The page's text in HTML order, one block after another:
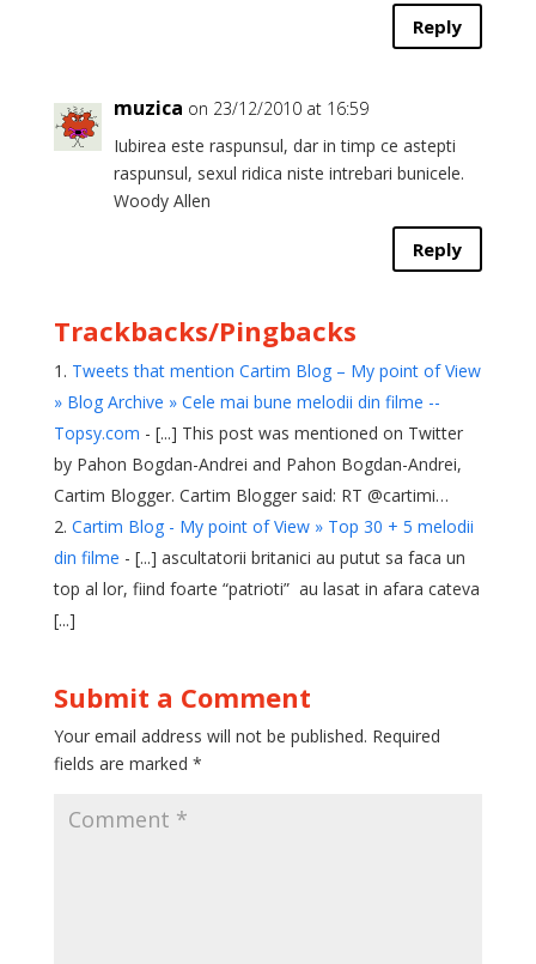
Reply
muzica on 23/12/2010 at 16:59
Iubirea este raspunsul, dar in timp ce astepti
raspunsul, sexul ridica niste intrebari bunicele.
Woody Allen
Reply
Trackbacks/Pingbacks
Tweets that mention Cartim Blog – My point of View
» Blog Archive » Cele mai bune melodii din filme --
Topsy.com - [...] This post was mentioned on Twitter
by Pahon Bogdan-Andrei and Pahon Bogdan-Andrei,
Cartim Blogger. Cartim Blogger said: RT @cartimi…
Cartim Blog - My point of View » Top 30 + 5 melodii
din filme - [...] ascultatorii britanici au putut sa faca un
top al lor, fiind foarte “patrioti” au lasat in afara cateva
[...]
Submit a Comment
Your email address will not be published. Required
fields are marked *